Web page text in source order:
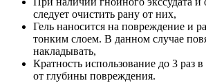
следует очистить рану от них,
Гель наносится на повреждение и
тонким слоем. В данном случае
накладывать,
Кратность использование до 3 раз
от глубины повреждения.